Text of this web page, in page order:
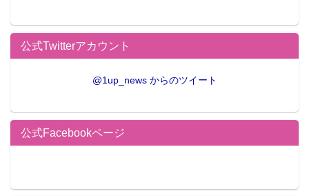
公式Twitterアカウント
@1up_news からのツイート
公式Facebookページ